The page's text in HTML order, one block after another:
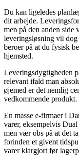
Du kan ligeledes
dit arbejde.
men på den anden
leveringsløsning vil
beroer på at du fysisk
hjemsted.
Leveringsdygtigheden
relevant ifald man
øjemed er det nemlig
vedkommende produkt.
En masse e-firmaer i
varer, eksempelvis
men vær obs på at det
forinden et givent
varer klargjort før